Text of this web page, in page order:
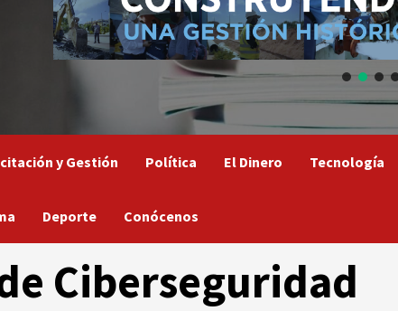
y Gestión Política El Dinero Tecnología
Deporte Conócenos
Ciberseguridad